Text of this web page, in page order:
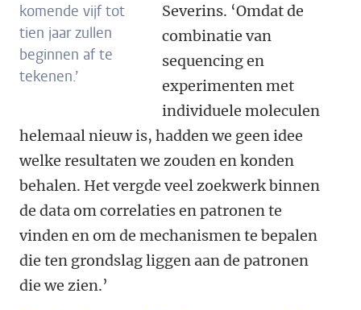
komende vijf tot
tien jaar zullen
beginnen af te
tekenen.’
Severins. ‘Omdat de
combinatie van
sequencing en
experimenten met
individuele moleculen
helemaal nieuw is, hadden we geen idee
welke resultaten we zouden en konden
behalen. Het vergde veel zoekwerk binnen
de data om correlaties en patronen te
vinden en om de mechanismen te bepalen
die ten grondslag liggen aan de patronen
die we zien.’